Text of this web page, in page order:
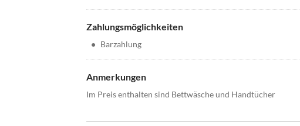
Zahlungsmöglichkeiten
• Barzahlung
Anmerkungen
Im Preis enthalten sind Bettwäsche und Handtücher